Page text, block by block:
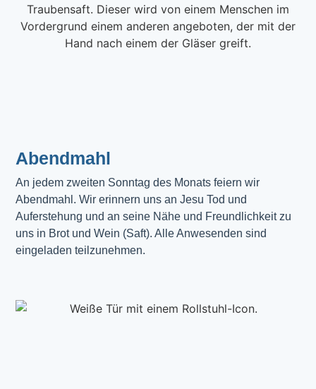
Abendmahl​
An jedem zweiten Sonntag des Monats feiern wir
Abendmahl. Wir erinnern uns an Jesu Tod und
Auferstehung und an seine Nähe und Freundlichkeit zu
uns in Brot und Wein (Saft). Alle Anwesenden sind
eingeladen teilzunehmen.